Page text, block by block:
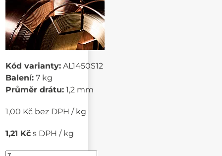
Kód varianty: AL1450S12
Balení: 7 kg
Průměr drátu: 1,2 mm
1,00 Kč bez DPH / kg
1,21 Kč s DPH / kg